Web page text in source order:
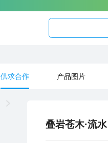
供求合作 产品图片
叠岩苍木·流水